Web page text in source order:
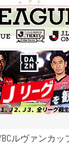
ルヴァンカッ